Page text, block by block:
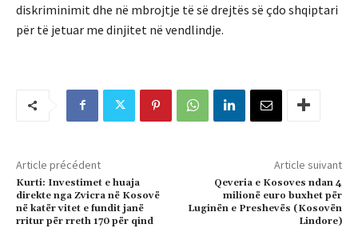
diskriminimit dhe në mbrojtje të së drejtës së çdo shqiptari
për të jetuar me dinjitet në vendlindje.
Article précédent
Kurti: Investimet e huaja
direkte nga Zvicra në Kosovë
në katër vitet e fundit janë
rritur për rreth 170 për qind
Article suivant
Qeveria e Kosoves ndan 4
milionë euro buxhet për
Luginën e Preshevës (Kosovën
Lindore)